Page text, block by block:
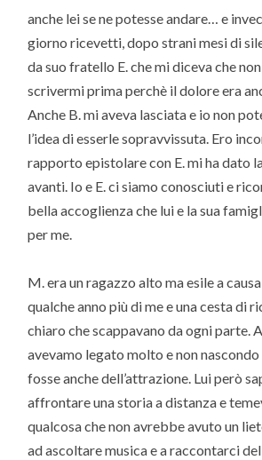
anche lei se ne potesse andare… e
giorno ricevetti, dopo strani mesi di
da suo fratello E. che mi diceva che
scrivermi prima perchè il dolore era
Anche B. mi aveva lasciata e io non
l’idea di esserle sopravvissuta. Ero
rapporto epistolare con E. mi ha dato
avanti. Io e E. ci siamo conosciuti e
bella accoglienza che lui e la sua
per me.
M. era un ragazzo alto ma esile a
qualche anno più di me e una cesta di
chiaro che scappavano da ogni parte.
avevamo legato molto e non
fosse anche dell’attrazione. Lui però
affrontare una storia a distanza e
qualcosa che non avrebbe avuto un
ad ascoltare musica e a raccontarci